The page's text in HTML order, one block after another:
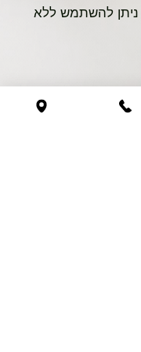
ניתן להשתמש ללא